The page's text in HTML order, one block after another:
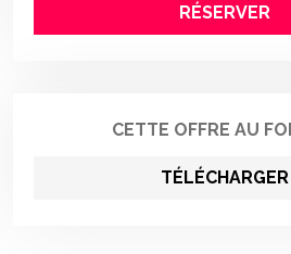
RÉSERVER
CETTE OFFRE AU
TÉLÉCHARGER